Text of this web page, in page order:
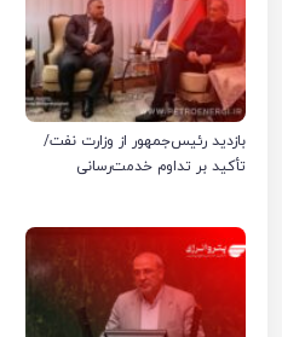
بازدید رئیس‌جمهور از وزارت نفت/
تأکید بر تداوم خدمت‌رسانی